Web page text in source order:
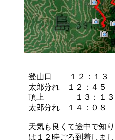
登山口 １２：１３
太郎分れ １２：４５
頂上 １３：１３
太郎分れ １４：０８
天気も良くて途中で知
は１２時ごろ到着しま